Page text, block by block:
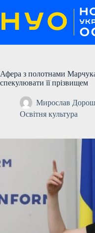
до
вмісту
Афера з полотнами
спекулювати її прізвищем
Мирослав
Освітня культура